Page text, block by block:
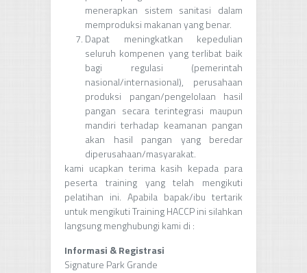
menerapkan sistem sanitasi dalam
memproduksi makanan yang benar.
Dapat meningkatkan kepedulian
seluruh kompenen yang terlibat baik
bagi regulasi (pemerintah
nasional/internasional), perusahaan
produksi pangan/pengelolaan hasil
pangan secara terintegrasi maupun
mandiri terhadap keamanan pangan
akan hasil pangan yang beredar
diperusahaan/masyarakat.
kami ucapkan terima kasih kepada para
peserta training yang telah mengikuti
pelatihan ini. Apabila bapak/ibu tertarik
untuk mengikuti Training HACCP ini silahkan
langsung menghubungi kami di :
Informasi & Registrasi
Signature Park Grande